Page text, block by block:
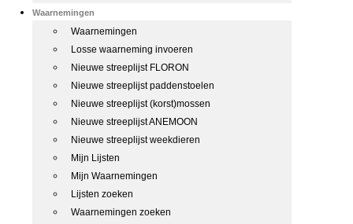
Waarnemingen
Waarnemingen
Losse waarneming invoeren
Nieuwe streeplijst FLORON
Nieuwe streeplijst paddenstoelen
Nieuwe streeplijst (korst)mossen
Nieuwe streeplijst ANEMOON
Nieuwe streeplijst weekdieren
Mijn Lijsten
Mijn Waarnemingen
Lijsten zoeken
Waarnemingen zoeken